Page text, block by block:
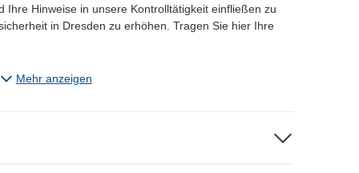
Ihre Hinweise in unsere Kontrolltätigkeit einfließen zu
in Dresden zu erhöhen. Tragen Sie hier Ihre
anzeigen möchten, nutzen Sie bitte hierzu
und beachten Sie bitte
Mehr anzeigen